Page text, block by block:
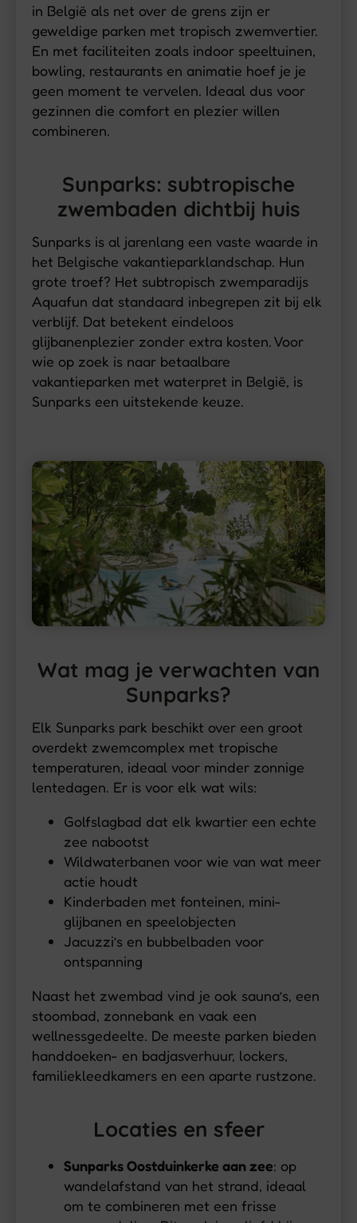
in België als net over de grens zijn er
geweldige parken met tropisch zwemvertier.
En met faciliteiten zoals indoor speeltuinen,
bowling, restaurants en animatie hoef je je
geen moment te vervelen. Ideaal dus voor
gezinnen die comfort en plezier willen
combineren.
Sunparks: subtropische
zwembaden dichtbij huis
Sunparks is al jarenlang een vaste waarde in
het Belgische vakantieparklandschap. Hun
grote troef? Het subtropisch zwemparadijs
Aquafun dat standaard inbegrepen zit bij elk
verblijf. Dat betekent eindeloos
glijbanenplezier zonder extra kosten. Voor
wie op zoek is naar betaalbare
vakantieparken met waterpret in België, is
Sunparks een uitstekende keuze.
Wat mag je verwachten van
Sunparks?
Elk Sunparks park beschikt over een groot
overdekt zwemcomplex met tropische
temperaturen, ideaal voor minder zonnige
lentedagen. Er is voor elk wat wils:
Golfslagbad dat elk kwartier een echte
zee nabootst
Wildwaterbanen voor wie van wat meer
actie houdt
Kinderbaden met fonteinen, mini-
glijbanen en speelobjecten
Jacuzzi’s en bubbelbaden voor
ontspanning
Naast het zwembad vind je ook sauna’s, een
stoombad, zonnebank en vaak een
wellnessgedeelte. De meeste parken bieden
handdoeken- en badjasverhuur, lockers,
familiekleedkamers en een aparte rustzone.
Locaties en sfeer
Sunparks Oostduinkerke aan zee: op
wandelafstand van het strand, ideaal
om te combineren met een frisse